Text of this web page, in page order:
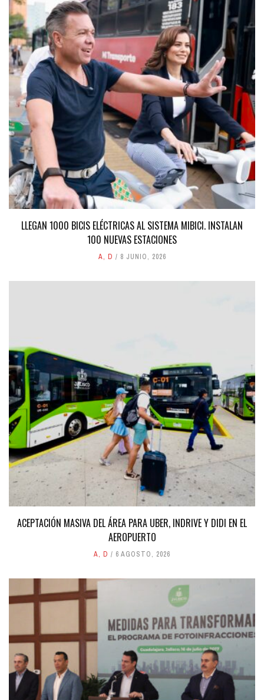
LLEGAN 1000 BICIS ELÉCTRICAS AL SISTEMA MIBICI. INSTALAN
100 NUEVAS ESTACIONES
A, D 8 JUNIO, 2026
ACEPTACIÓN MASIVA DEL ÁREA PARA UBER, INDRIVE Y DIDI EN EL
AEROPUERTO
A, D 6 AGOSTO, 2026